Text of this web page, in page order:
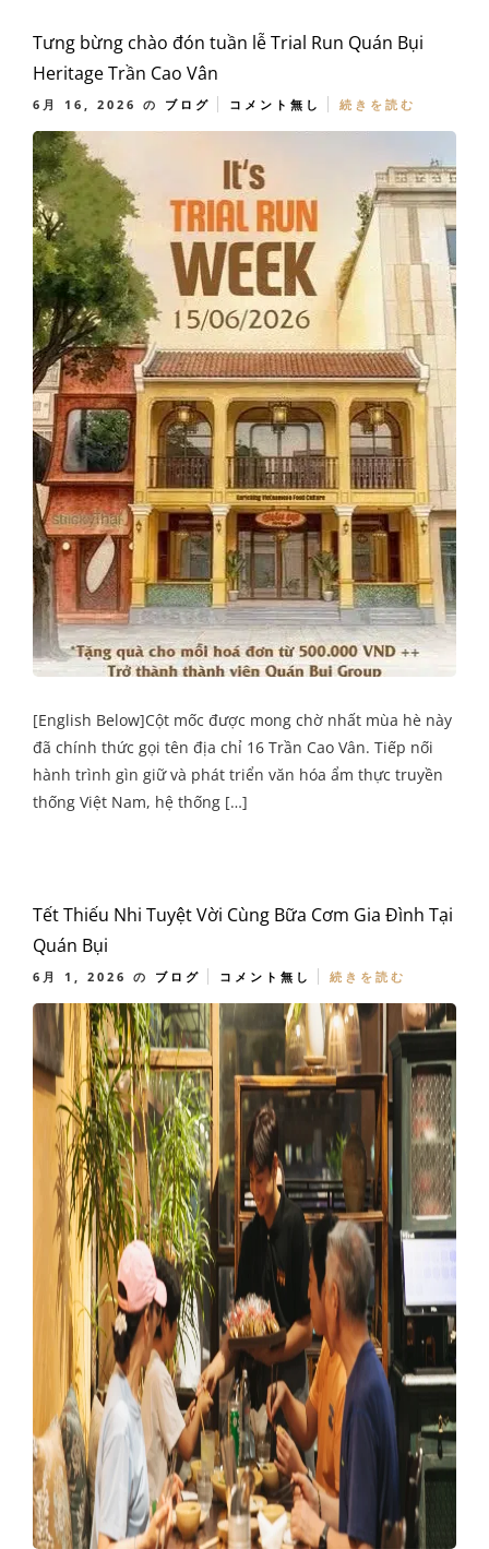
Tưng bừng chào đón tuần lễ Trial Run Quán Bụi
Heritage Trần Cao Vân
6月 16, 2026 の ブログ コメント無し 続きを読む
[English Below]Cột mốc được mong chờ nhất mùa hè này
đã chính thức gọi tên địa chỉ 16 Trần Cao Vân. Tiếp nối
hành trình gìn giữ và phát triển văn hóa ẩm thực truyền
thống Việt Nam, hệ thống […]
Tết Thiếu Nhi Tuyệt Vời Cùng Bữa Cơm Gia Đình Tại
Quán Bụi
6月 1, 2026 の ブログ コメント無し 続きを読む